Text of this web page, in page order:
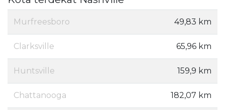
Murfreesboro 49,83 km
Clarksville 65,96 km
Huntsville 159,9 km
Chattanooga 182,07 km